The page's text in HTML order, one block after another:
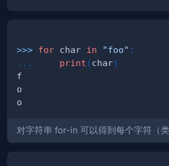
>>> for char in "foo" :
. . . print (char)
对字符串 for-in 可以得到每个字符（类